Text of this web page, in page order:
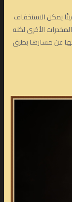
يمكن الاستخفاف
الأخرى لكنه
عن مسارها بطرق